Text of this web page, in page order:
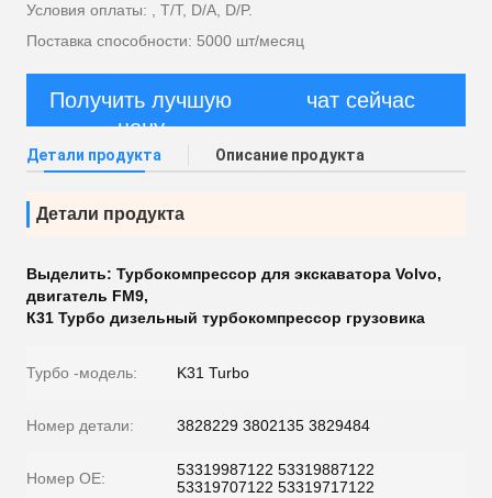
Условия оплаты: , T/T, D/A, D/P.
Поставка способности: 5000 шт/месяц
Получить лучшую
цену
чат сейчас
Детали продукта Описание продукта
Детали продукта
Выделить: Турбокомпрессор для экскаватора Volvo,
двигатель FM9,
К31 Турбо дизельный турбокомпрессор грузовика
Турбо -модель: K31 Turbo
Номер детали: 3828229 3802135 3829484
Номер OE:
53319987122 53319887122
53319707122 53319717122